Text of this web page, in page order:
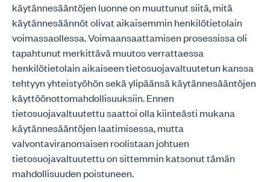
käytännesääntöjen luonne on muuttunut siitä, mitä
käytännesäännöt olivat aikaisemmin henkilötietolain
voimassaollessa. Voimaansaattamisen prosessissa oli
tapahtunut merkittävä muutos verrattaessa
henkilötietolain aikaiseen tietosuojavaltuutetun kanssa
tehtyyn yhteistyöhön sekä ylipäänsä käytännesääntöjen
käyttöönottomahdollisuuksiin. Ennen
tietosuojavaltuutettu saattoi olla kiinteästi mukana
käytännesääntöjen laatimisessa, mutta
valvontaviranomaisen roolistaan johtuen
tietosuojavaltuutettu on sittemmin katsonut tämän
mahdollisuuden poistuneen.